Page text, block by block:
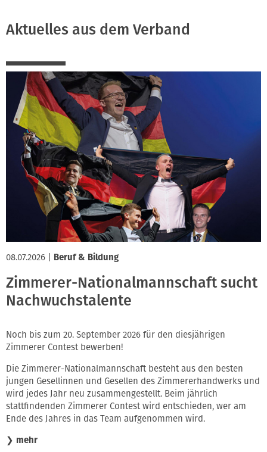
Aktuelles aus dem Verband
08.07.2026 Beruf & Bildung
Zimmerer-Nationalmannschaft sucht
Nachwuchstalente
Noch bis zum 20. September 2026 für den diesjährigen
Zimmerer Contest bewerben!
Die Zimmerer-Nationalmannschaft besteht aus den besten
jungen Gesellinnen und Gesellen des Zimmererhandwerks und
wird jedes Jahr neu zusammengestellt. Beim jährlich
stattfindenden Zimmerer Contest wird entschieden, wer am
Ende des Jahres in das Team aufgenommen wird.
❯ mehr